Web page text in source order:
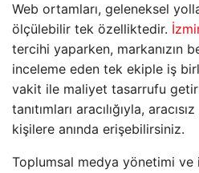
Web ortamları, geleneksel
ölçülebilir tek özelliktedir.
tercihi yaparken, markanızın
inceleme eden tek ekiple iş
vakit ile maliyet tasarrufu
tanıtımları aracılığıyla,
kişilere anında erişebilirsiniz.
Toplumsal medya yönetimi ve